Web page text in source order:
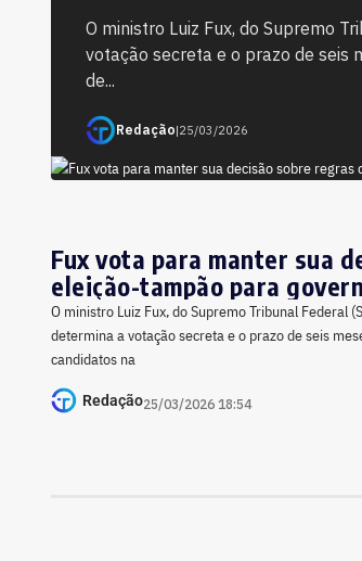
O ministro Luiz Fux, do Supremo
votação secreta e o prazo de seis
de...
Redação|25/03/2026
Fux vota para manter sua
eleição-tampão para
O ministro Luiz Fux, do Supremo Tribunal Federal
determina a votação secreta e o prazo de seis
candidatos na
Redação25/03/2026 18:54